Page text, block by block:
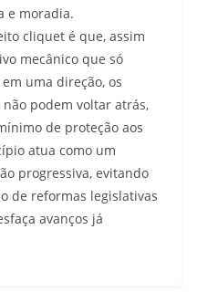
e moradia.
cliquet é que, assim
mecânico que só
uma direção, os
podem voltar atrás,
de proteção aos
atua como um
progressiva, evitando
de reformas legislativas
avanços já